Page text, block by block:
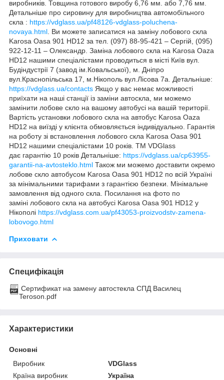
виробників. Товщина готового виробу 6,76 мм. або 7,76 мм.
Детальніше про сировину для виробництва автомобільного
скла : https://vdglass.ua/pf48126-vdglass-poluchena-
novaya.html . Ви можете записатися на заміну лобового скла
Karosa Oasa 901 HD12 за тел. (097) 88-95-421 – Сергій, (095)
922-12-11 – Олександр. Заміна лобового скла на Karosa Oaza
HD12 нашими спеціалістами проводиться в місті Київ вул.
Будіндустрії 7 (завод ім.Ковальської), м. Дніпро
вул.Краснопільська 17, м.Нікополь вул.Лісова 7а. Детальніше:
https://vdglass.ua/contacts Якщо у вас немає можливості
приїхати на наші станції із заміни автоскла, ми можемо
замінити лобове скло на вашому автобусі на вашій території.
Вартість установки лобового скла на автобус Karosa Oaza
HD12 на виїзді у клієнта обмовляється індивідуально. Гарантія
на роботу зі встановлення лобового скла Karosa Oasa 901
HD12 нашими спеціалістами 10 років. TM VDGlass
дає гарантію 10 років Детальніше: https://vdglass.ua/cp63955-
garantii-na-avtosteklo.html Також ми можемо доставити окремо
лобове скло автобусом Karosa Oasa 901 HD12 по всій Україні
за мінімальними тарифами з гарантією безпеки. Мінімальне
замовлення від одного скла. Посилання на фото по
заміні лобового скла на автобусі Karosa Oasa 901 HD12 у
Нікополі https://vdglass.com.ua/pf43053-proizvodstv-zamena-
lobovogo.html
Приховати
Специфікація
Сертификат на замену автостекла СПД Василец
Teroson.pdf
Характеристики
Основні
Виробник
VDGlass
Країна виробник
Україна